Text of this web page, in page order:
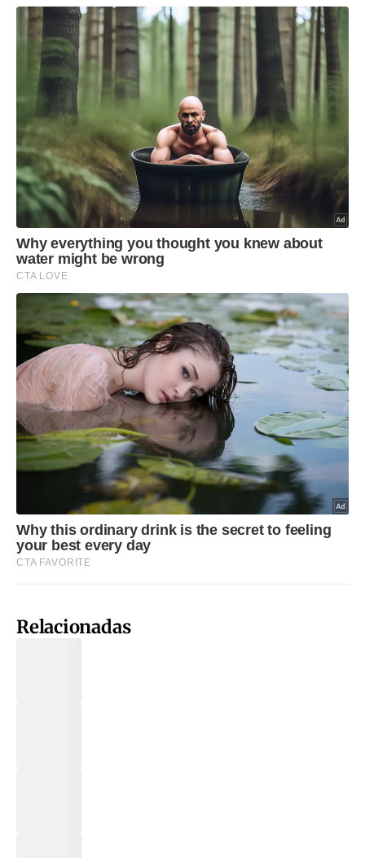
Relacionadas